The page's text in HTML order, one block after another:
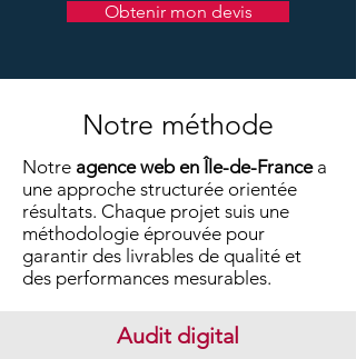
Obtenir mon devis
Notre méthode
Notre agence web en Île-de-Francea
une approche structurée orientée
résultats. Chaque projet suis une
méthodologie éprouvée pour
garantir des livrables de qualité et
des performances mesurables.
Audit digital